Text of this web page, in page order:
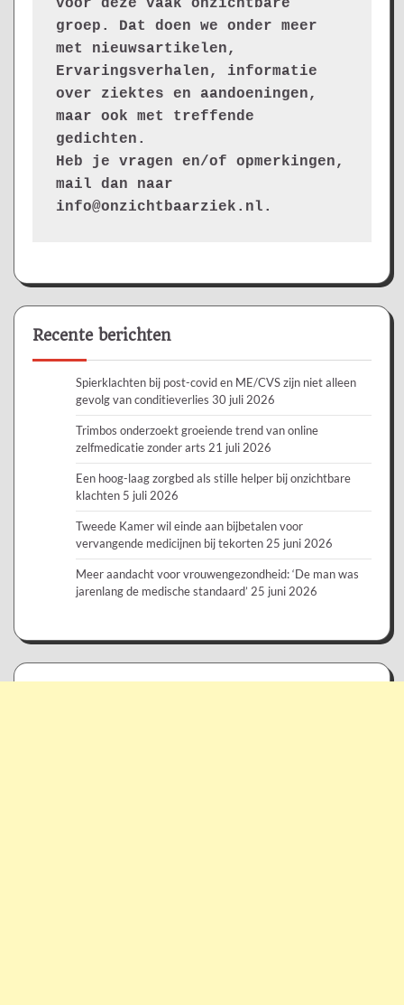
voor deze vaak onzichtbare
groep. Dat doen we onder meer
met nieuwsartikelen,
Ervaringsverhalen, informatie
over ziektes en aandoeningen,
maar ook met treffende
gedichten.
Heb je vragen en/of opmerkingen,
mail dan naar
info@onzichtbaarziek.nl.
Recente berichten
Spierklachten bij post-covid en ME/CVS zijn niet alleen
gevolg van conditieverlies 30 juli 2026
Trimbos onderzoekt groeiende trend van online
zelfmedicatie zonder arts 21 juli 2026
Een hoog-laag zorgbed als stille helper bij onzichtbare
klachten 5 juli 2026
Tweede Kamer wil einde aan bijbetalen voor
vervangende medicijnen bij tekorten25 juni 2026
Meer aandacht voor vrouwengezondheid: ‘De man was
jarenlang de medische standaard’ 25 juni 2026